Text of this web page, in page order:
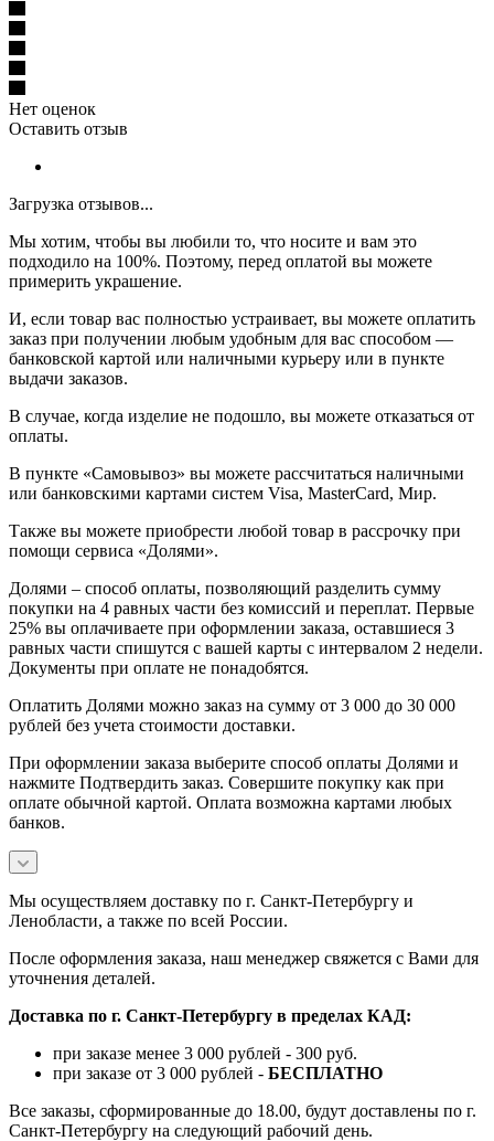
Нет оценок
Оставить отзыв
Загрузка отзывов...
Мы хотим, чтобы вы любили то, что носите и вам это
подходило на 100%. Поэтому, перед оплатой вы можете
примерить украшение.
И, если товар вас полностью устраивает, вы можете оплатить
заказ при получении любым удобным для вас способом —
банковской картой или наличными курьеру или в пункте
выдачи заказов.
В случае, когда изделие не подошло, вы можете отказаться от
оплаты.
В пункте «Самовывоз» вы можете рассчитаться наличными
или банковскими картами систем Visa, MasterCard, Мир.
Также вы можете приобрести любой товар в рассрочку при
помощи сервиса «Долями».
Долями – способ оплаты, позволяющий разделить сумму
покупки на 4 равных части без комиссий и переплат. Первые
25% вы оплачиваете при оформлении заказа, оставшиеся 3
равных части спишутся с вашей карты с интервалом 2 недели.
Документы при оплате не понадобятся.
Оплатить Долями можно заказ на сумму от 3 000 до 30 000
рублей без учета стоимости доставки.
При оформлении заказа выберите способ оплаты Долями и
нажмите Подтвердить заказ. Совершите покупку как при
оплате обычной картой. Оплата возможна картами любых
банков.
Мы осуществляем доставку по г. Санкт-Петербургу и
Ленобласти, а также по всей России.
После оформления заказа, наш менеджер свяжется с Вами для
уточнения деталей.
Доставка по г. Санкт-Петербургу в пределах КАД:
при заказе менее 3 000 рублей - 300 руб.
при заказе от 3 000 рублей - БЕСПЛАТНО
Все заказы, сформированные до 18.00, будут доставлены по г.
Санкт-Петербургу на следующий рабочий день.